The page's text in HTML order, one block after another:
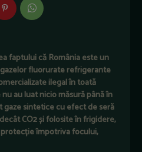
faptului că România este un
fluorurate refrigerante
ilegal în toată
au luat nicio măsură până în
gaze sintetice cu efect de seră
CO2 și folosite în frigidere,
împotriva focului,